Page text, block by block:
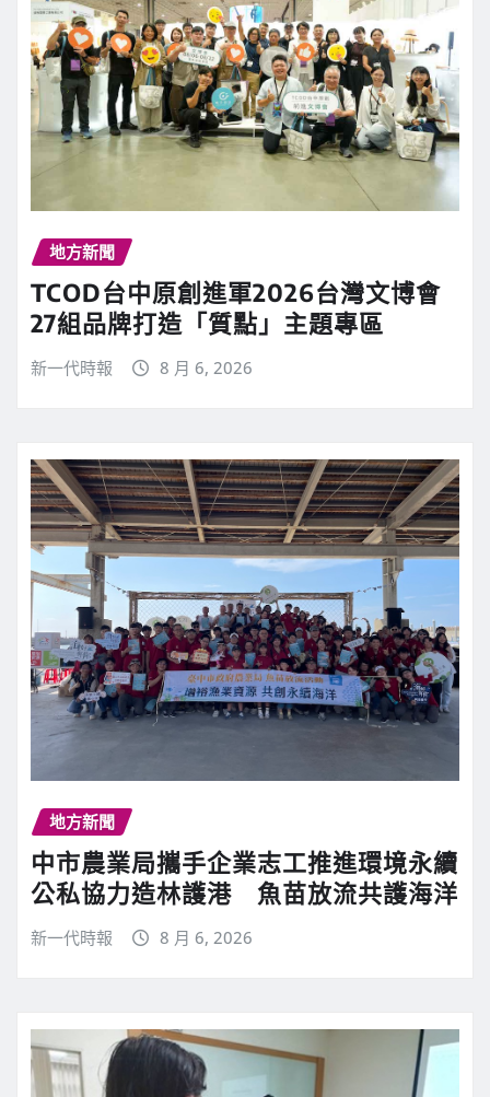
地方新聞
TCOD台中原創進軍2026台灣文博會
27組品牌打造「質點」主題專區
新一代時報 8 月 6, 2026
地方新聞
中市農業局攜手企業志工推進環境永續
公私協力造林護港 魚苗放流共護海洋
新一代時報 8 月 6, 2026